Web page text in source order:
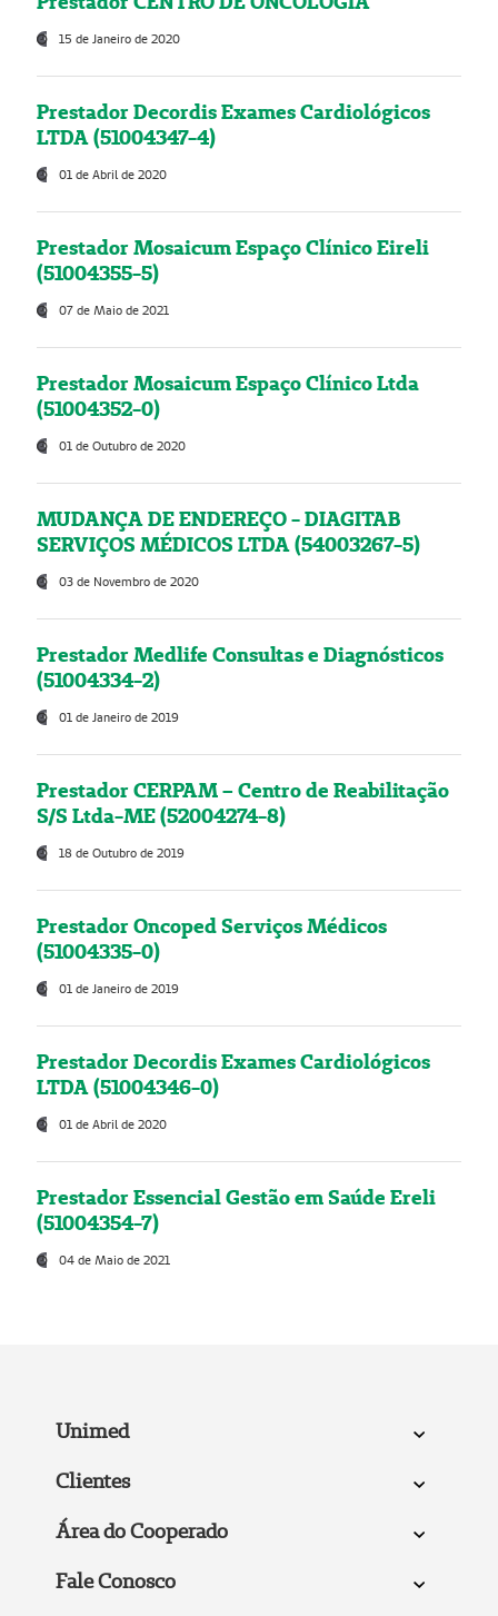
15 de Janeiro de 2020
Prestador Decordis Exames Cardiológicos
LTDA (51004347-4)
01 de Abril de 2020
Prestador Mosaicum Espaço Clínico Eireli
(51004355-5)
07 de Maio de 2021
Prestador Mosaicum Espaço Clínico Ltda
(51004352-0)
01 de Outubro de 2020
MUDANÇA DE ENDEREÇO - DIAGITAB
SERVIÇOS MÉDICOS LTDA (54003267-5)
03 de Novembro de 2020
Prestador Medlife Consultas e Diagnósticos
(51004334-2)
01 de Janeiro de 2019
Prestador CERPAM – Centro de Reabilitação
S/S Ltda-ME (52004274-8)
18 de Outubro de 2019
Prestador Oncoped Serviços Médicos
(51004335-0)
01 de Janeiro de 2019
Prestador Decordis Exames Cardiológicos
LTDA (51004346-0)
01 de Abril de 2020
Prestador Essencial Gestão em Saúde Ereli
(51004354-7)
04 de Maio de 2021
Unimed
Clientes
Área do Cooperado
Fale Conosco